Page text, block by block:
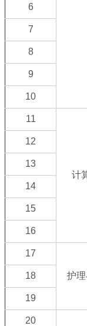
6
7
8
9
10
11
计
12
13
14
15
16
17
护
18
19
20